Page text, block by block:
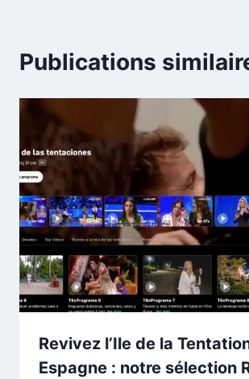
Publications
Revivez l’Ile de la
Espagne : notre sélection